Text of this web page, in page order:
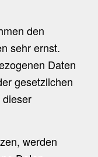
den
sehr ernst.
Daten
gesetzlichen
werden